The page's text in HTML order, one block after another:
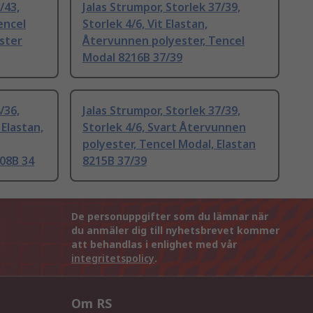
Jalas Strumpor, Storlek 37/39,
Storlek 4/6, Vit Elastan,
Återvunnen polyester, Tencel
Modal 8216B 37/39
34
Jalas Strumpor, Storlek 37/39,
Storlek 4/6, Svart Återvunnen
polyester, Tencel Modal, Elastan
8215B 37/39
De personuppgifter som du lämnar när
du anmäler dig till nyhetsbrevet kommer
att behandlas i enlighet med vår
integritetspolicy.
Om RS